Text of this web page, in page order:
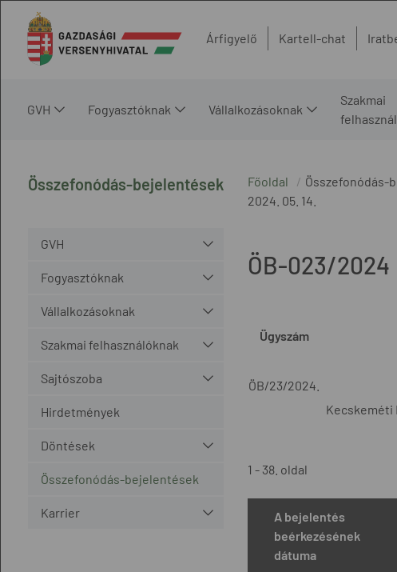
Árfigyelő Kartell-chat
GVH Fogyasztóknak Vállalkozásoknak
Szakmai
Összefonódás-bejelentések
GVH
Fogyasztóknak
Vállalkozásoknak
Szakmai felhasználóknak
Sajtószoba
Hirdetmények
Döntések
Összefonódás-bejelentések
Karrier
Főoldal
Összefonódás-
2024. 05. 14.
ÖB-023/2024
Ügyszám
ÖB/23/2024.
Kecskeméti
1 - 38. oldal
A bejelentés
beérkezésének
dátuma